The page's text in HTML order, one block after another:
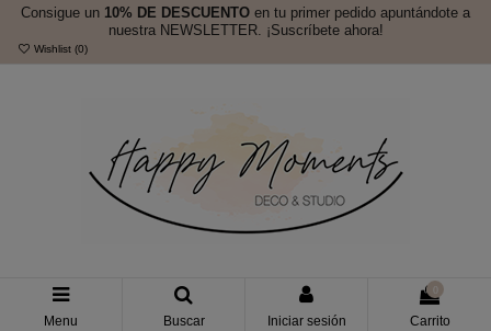
Consigue un 10% DE DESCUENTO en tu primer pedido apuntándote a
nuestra NEWSLETTER. ¡Suscríbete ahora!
Wishlist (0)
Menu Buscar Iniciar sesión Carrito